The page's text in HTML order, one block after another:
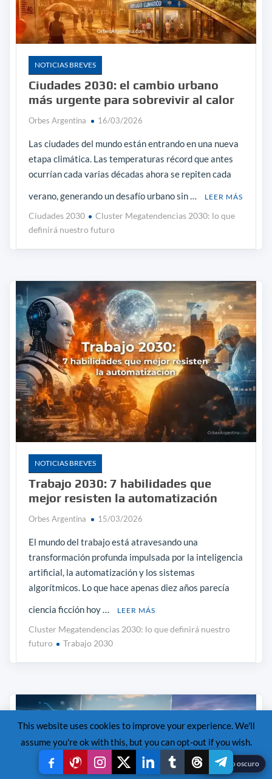
NOTICIAS BREVES
Ciudades 2030: el cambio urbano
más urgente para sobrevivir al calor
Orbes Argentina 16/03/2026
Las ciudades del mundo están entrando en una nueva
etapa climática. Las temperaturas récord que antes
ocurrían cada varias décadas ahora se repiten cada
verano, generando un desafío urbano sin …
LEER MÁS
Ciudades 2030
Cluster Megatendencias 2030: lo que
definirá nuestro futuro
NOTICIAS BREVES
Trabajo 2030: 7 habilidades que
mejor resisten la automatización
Orbes Argentina 15/03/2026
El mundo del trabajo está atravesando una
transformación profunda impulsada por la inteligencia
artificial, la automatización y los sistemas
algorítmicos. Lo que hace apenas diez años parecía
ciencia ficción hoy …
LEER MÁS
Cluster Megatendencias 2030: lo que definirá nuestro
futuro
Trabajo 2030
This website uses cookies to improve your experience. We'll
assume you're ok with this, but you can opt-out if you wish.
Accept Reject Read More ☾Modo oscuro